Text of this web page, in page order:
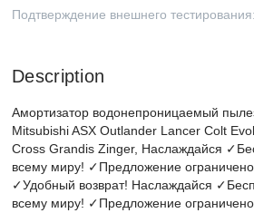
Подтверждение внешнего тестирования:
Description
Амортизатор водонепроницаемый
Mitsubishi ASX Outlander Lancer Colt
Cross Grandis Zinger, Наслаждайся
всему миру! ✓Предложение
✓Удобный возврат! Наслаждайся
всему миру! ✓Предложение